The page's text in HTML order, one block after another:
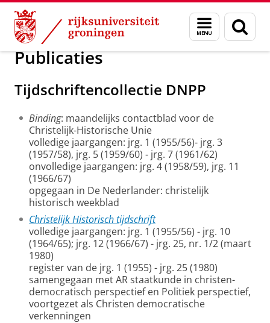
Skip
Content
Skip
Navigation
Menu
en
zoeken
Onderzoek Christelijk-Historische Unie (CHU)
Publicaties
Tijdschriftencollectie DNPP
Binding: maandelijks contactblad voor de
Christelijk-Historische Unie
volledige jaargangen: jrg. 1 (1955/56)- jrg. 3
(1957/58), jrg. 5 (1959/60) - jrg. 7 (1961/62)
onvolledige jaargangen: jrg. 4 (1958/59), jrg. 11
(1966/67)
opgegaan in De Nederlander: christelijk
historisch weekblad
Christelijk Historisch tijdschrift
volledige jaargangen: jrg. 1 (1955/56) - jrg. 10
(1964/65); jrg. 12 (1966/67) - jrg. 25, nr. 1/2 (maart
1980)
register van de jrg. 1 (1955) - jrg. 25 (1980)
samengegaan met AR staatkunde in christen-
democratisch perspectief en Politiek perspectief,
voortgezet als Christen democratische
verkenningen